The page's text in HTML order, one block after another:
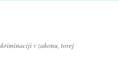
v zakonu, torej